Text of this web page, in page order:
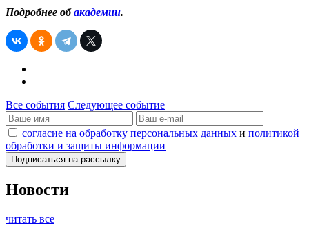
Подробнее обакадемии.
Все события Следующее событие
согласие на обработку персональных данных и политикой
обработки и защиты информации
Новости
читать все